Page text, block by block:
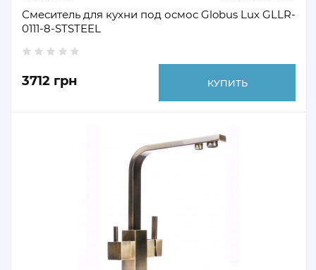
Смеситель для кухни под осмос Globus Lux GLLR-
0111-8-STSTEEL
3712 грн КУПИТЬ